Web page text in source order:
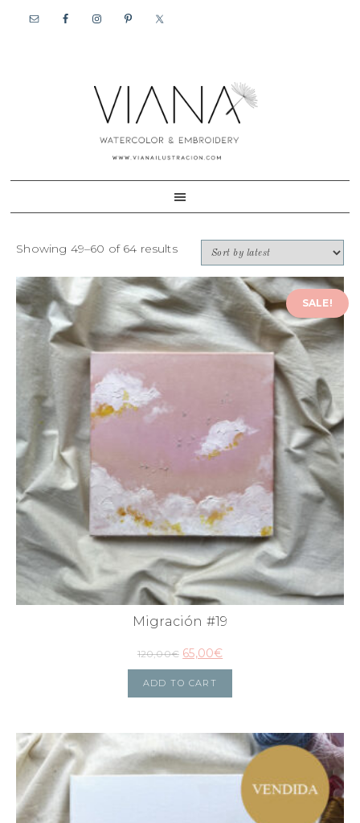
Showing 49–60 of 64 results
SALE!
Migración #19
120,00€ 65,00€
ADD TO CART